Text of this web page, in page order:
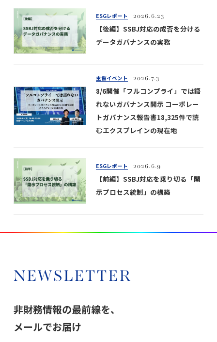
ESGレポート 2026.6.23
【後編】SSBJ対応の成否を分ける
データガバナンスの実務
主催イベント 2026.7.3
8/6開催「フルコンプライ」では語
れないガバナンス開示 コーポレー
トガバナンス報告書18,325件で読
むエクスプレインの現在地
ESGレポート 2026.6.9
【前編】SSBJ対応を乗り切る「開
示プロセス統制」の構築
NEWSLETTER
非財務情報の最前線を、
メールでお届け